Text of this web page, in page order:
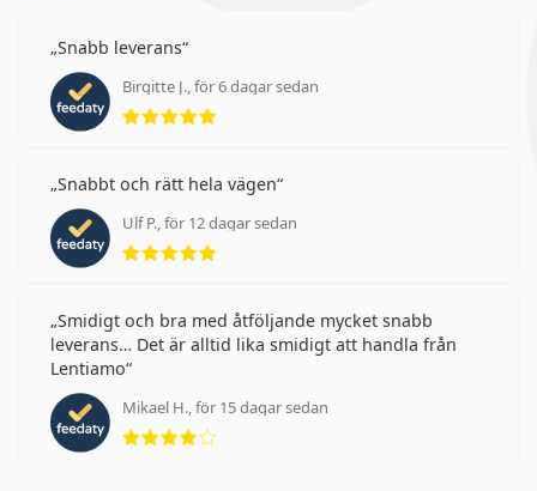
Snabb leverans
Birgitte J., för 6 dagar sedan
Betyg 5 av 5
Snabbt och rätt hela vägen
Ulf P., för 12 dagar sedan
Betyg 5 av 5
Smidigt och bra med åtföljande mycket snabb
leverans… Det är alltid lika smidigt att handla från
Lentiamo
Mikael H., för 15 dagar sedan
Betyg 4 av 5